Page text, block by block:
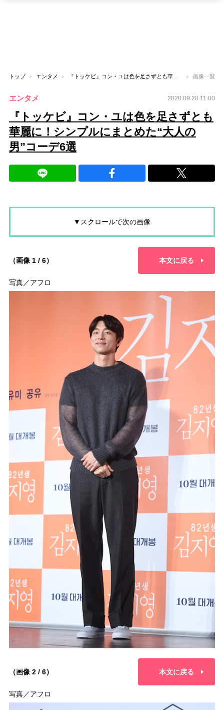
トップ エンタメ 『トッケビ』コン・ユは色を足さずとも華麗に！シンプルにまとめた“大人の男”コーデ6選 画像一覧
エンタメ 2020.09.28 11:00
『トッケビ』コン・ユは色を足さずとも
華麗に！シンプルにまとめた“大人の
男”コーデ6選
▼スクロールで次の画像
（画像 1 / 6） 本文に戻る
写真／アフロ
（画像 2 / 6） 本文に戻る
写真／アフロ